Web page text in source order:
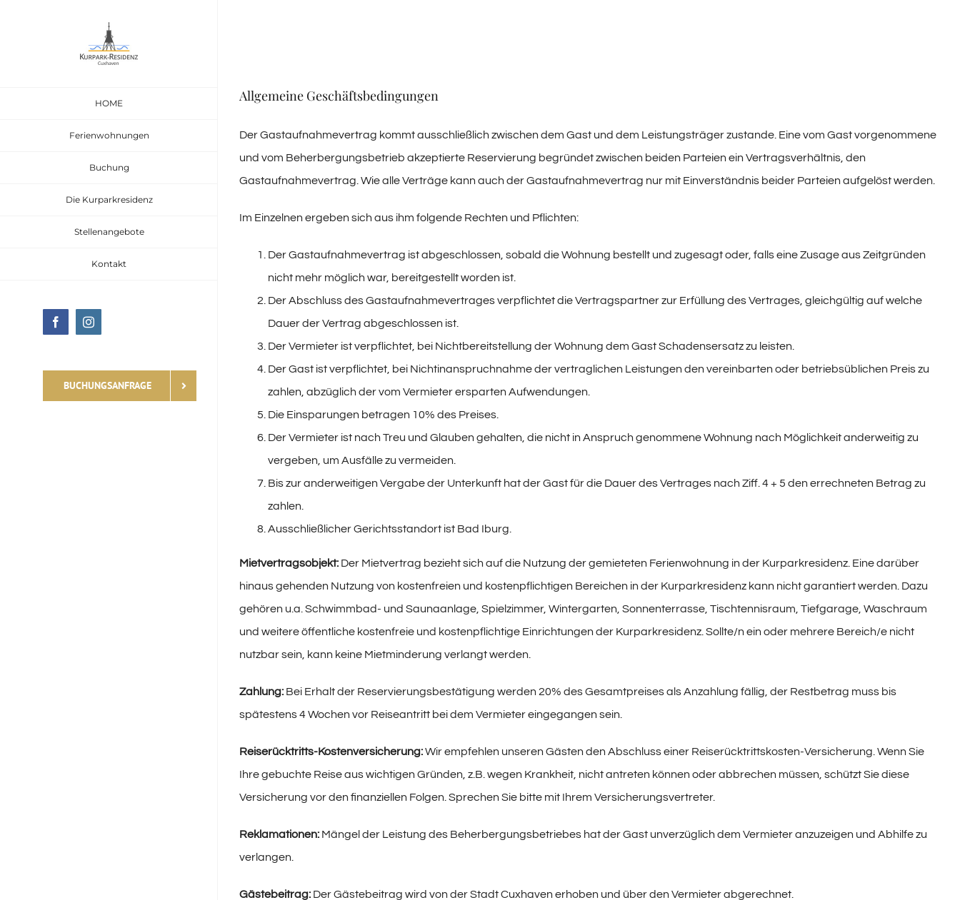
HOME
Ferienwohnungen
Buchung
Die Kurparkresidenz
Stellenangebote
Kontakt
FacebookInstagram
BUCHUNGSANFRAGE
Allgemeine Geschäftsbedingungen
Der Gastaufnahmevertrag kommt ausschließlich zwischen dem Gast und dem Leistungsträger zustande. Eine vom Gast vorgenommene
und vom Beherbergungsbetrieb akzeptierte Reservierung begründet zwischen beiden Parteien ein Vertragsverhältnis, den
Gastaufnahmevertrag. Wie alle Verträge kann auch der Gastaufnahmevertrag nur mit Einverständnis beider Parteien aufgelöst werden.
Im Einzelnen ergeben sich aus ihm folgende Rechten und Pflichten:
Der Gastaufnahmevertrag ist abgeschlossen, sobald die Wohnung bestellt und zugesagt oder, falls eine Zusage aus Zeitgründen
nicht mehr möglich war, bereitgestellt worden ist.
Der Abschluss des Gastaufnahmevertrages verpflichtet die Vertragspartner zur Erfüllung des Vertrages, gleichgültig auf welche
Dauer der Vertrag abgeschlossen ist.
Der Vermieter ist verpflichtet, bei Nichtbereitstellung der Wohnung dem Gast Schadensersatz zu leisten.
Der Gast ist verpflichtet, bei Nichtinanspruchnahme der vertraglichen Leistungen den vereinbarten oder betriebsüblichen Preis zu
zahlen, abzüglich der vom Vermieter ersparten Aufwendungen.
Die Einsparungen betragen 10% des Preises.
Der Vermieter ist nach Treu und Glauben gehalten, die nicht in Anspruch genommene Wohnung nach Möglichkeit anderweitig zu
vergeben, um Ausfälle zu vermeiden.
Bis zur anderweitigen Vergabe der Unterkunft hat der Gast für die Dauer des Vertrages nach Ziff. 4 + 5 den errechneten Betrag zu
zahlen.
Ausschließlicher Gerichtsstandort ist Bad Iburg.
Mietvertragsobjekt: Der Mietvertrag bezieht sich auf die Nutzung der gemieteten Ferienwohnung in der Kurparkresidenz. Eine darüber
hinaus gehenden Nutzung von kostenfreien und kostenpflichtigen Bereichen in der Kurparkresidenz kann nicht garantiert werden. Dazu
gehören u.a. Schwimmbad- und Saunaanlage, Spielzimmer, Wintergarten, Sonnenterrasse, Tischtennisraum, Tiefgarage, Waschraum
und weitere öffentliche kostenfreie und kostenpflichtige Einrichtungen der Kurparkresidenz. Sollte/n ein oder mehrere Bereich/e nicht
nutzbar sein, kann keine Mietminderung verlangt werden.
Zahlung: Bei Erhalt der Reservierungsbestätigung werden 20% des Gesamtpreises als Anzahlung fällig, der Restbetrag muss bis
spätestens 4 Wochen vor Reiseantritt bei dem Vermieter eingegangen sein.
Reiserücktritts-Kostenversicherung:Wir empfehlen unseren Gästen den Abschluss einer Reiserücktrittskosten-Versicherung. Wenn Sie
Ihre gebuchte Reise aus wichtigen Gründen, z.B. wegen Krankheit, nicht antreten können oder abbrechen müssen, schützt Sie diese
Versicherung vor den finanziellen Folgen. Sprechen Sie bitte mit Ihrem Versicherungsvertreter.
Reklamationen: Mängel der Leistung des Beherbergungsbetriebes hat der Gast unverzüglich dem Vermieter anzuzeigen und Abhilfe zu
verlangen.
Gästebeitrag: Der Gästebeitrag wird von der Stadt Cuxhaven erhoben und über den Vermieter abgerechnet.